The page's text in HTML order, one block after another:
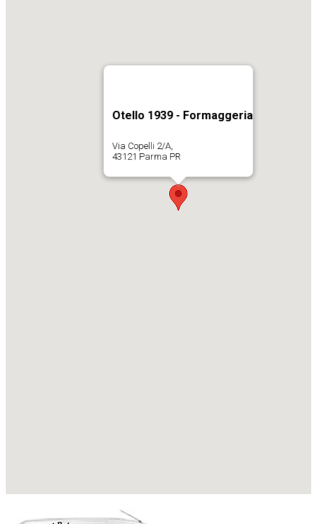
Otello 1939 - Formaggeria
Via Copelli 2/A,
43121 Parma PR